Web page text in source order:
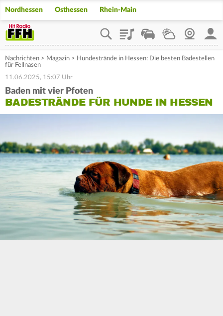
Nordhessen Osthessen Rhein-Main
PlaylistStaupilotWetterWebcam
Nachrichten > Magazin > Hundestrände in Hessen: Die besten Badestellen
für Fellnasen
11.06.2025, 15:07 Uhr
Baden mit vier Pfoten
BADESTRÄNDE FÜR HUNDE IN HESSEN